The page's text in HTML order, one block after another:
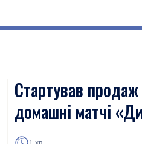
Стартував продаж
домашні матчі